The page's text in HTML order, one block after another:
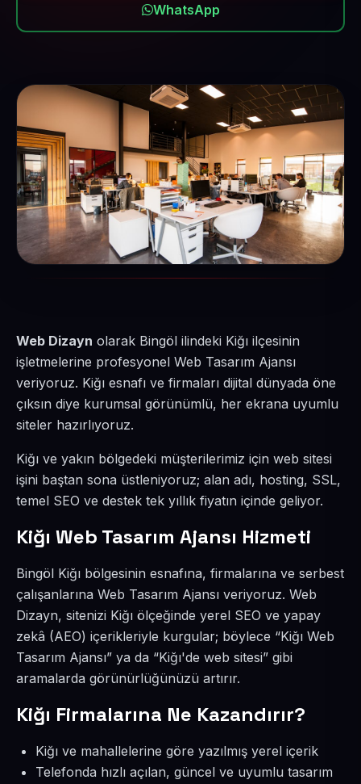
WhatsApp
Web Dizayn olarak Bingöl ilindeki Kiğı ilçesinin
işletmelerine profesyonel Web Tasarım Ajansı
veriyoruz. Kiğı esnafı ve firmaları dijital dünyada öne
çıksın diye kurumsal görünümlü, her ekrana uyumlu
siteler hazırlıyoruz.
Kiğı ve yakın bölgedeki müşterilerimiz için web sitesi
işini baştan sona üstleniyoruz; alan adı, hosting, SSL,
temel SEO ve destek tek yıllık fiyatın içinde geliyor.
Kiğı Web Tasarım Ajansı Hizmeti
Bingöl Kiğı bölgesinin esnafına, firmalarına ve serbest
çalışanlarına Web Tasarım Ajansı veriyoruz. Web
Dizayn, sitenizi Kiğı ölçeğinde yerel SEO ve yapay
zekâ (AEO) içerikleriyle kurgular; böylece “Kiğı Web
Tasarım Ajansı” ya da “Kiğı'de web sitesi” gibi
aramalarda görünürlüğünüzü artırır.
Kiğı Firmalarına Ne Kazandırır?
Kiğı ve mahallelerine göre yazılmış yerel içerik
Telefonda hızlı açılan, güncel ve uyumlu tasarım